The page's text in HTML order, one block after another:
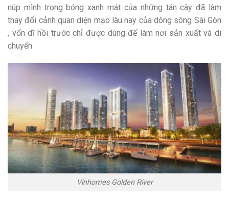
núp mình trong bóng xanh mát của những tán cây đã làm
thay đổi cảnh quan diện mạo lâu nay của dòng sông Sài Gòn
, vốn dĩ hồi trước chỉ được dùng để làm nơi sản xuất và di
chuyển .
Vinhomes Golden River